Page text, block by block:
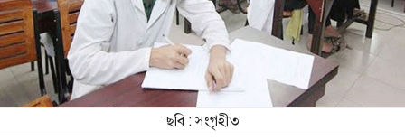
ছবি : সংগৃহীত